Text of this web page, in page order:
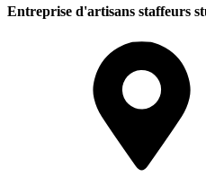
Entreprise d'artisans staffeurs